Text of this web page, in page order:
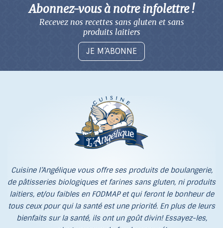
Abonnez-vous à notre infolettre !
Recevez nos recettes sans gluten et sans
produits laitiers
JE M’ABONNE
Cuisine l’Angélique vous offre ses produits de boulangerie,
de pâtisseries biologiques et farines sans gluten, ni produits
laitiers, et/ou faibles en FODMAP et qui feront le bonheur de
tous ceux pour qui la santé est une priorité. En plus de leurs
bienfaits sur la santé, ils ont un goût divin! Essayez-les,